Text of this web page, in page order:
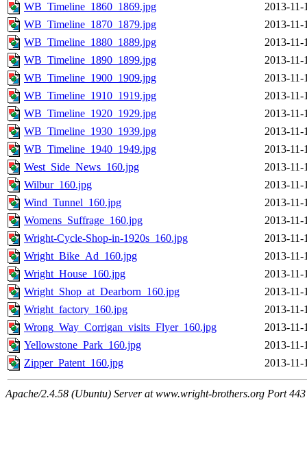
WB_Timeline_1860_1869.jpg
2013-11-
WB_Timeline_1870_1879.jpg
2013-11-
WB_Timeline_1880_1889.jpg
2013-11-
WB_Timeline_1890_1899.jpg
2013-11-
WB_Timeline_1900_1909.jpg
2013-11-
WB_Timeline_1910_1919.jpg
2013-11-
WB_Timeline_1920_1929.jpg
2013-11-
WB_Timeline_1930_1939.jpg
2013-11-
WB_Timeline_1940_1949.jpg
2013-11-
West_Side_News_160.jpg
2013-11-
Wilbur_160.jpg
2013-11-
Wind_Tunnel_160.jpg
2013-11-
Womens_Suffrage_160.jpg
2013-11-
Wright-Cycle-Shop-in-1920s_160.jpg
2013-11-
Wright_Bike_Ad_160.jpg
2013-11-
Wright_House_160.jpg
2013-11-
Wright_Shop_at_Dearborn_160.jpg
2013-11-
Wright_factory_160.jpg
2013-11-
Wrong_Way_Corrigan_visits_Flyer_160.jpg
2013-11-
Yellowstone_Park_160.jpg
2013-11-
Zipper_Patent_160.jpg
2013-11-
Apache/2.4.58 (Ubuntu) Server at www.wright-brothers.org Port 443